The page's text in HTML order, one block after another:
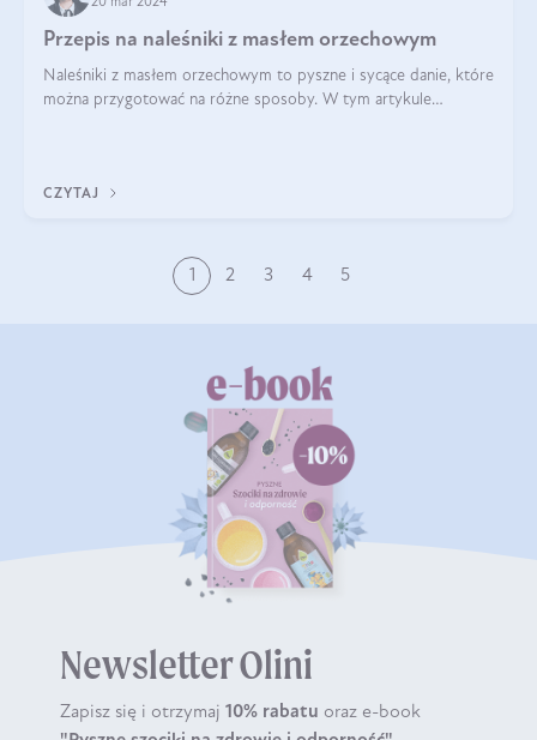
Przepis na naleśniki z masłem orzechowym
Naleśniki z masłem orzechowym to pyszne i sycące danie, które
można przygotować na różne sposoby. W tym artykule
CZYTAJ
1 2 3 4 5
Newsletter Olini
Zapisz się i otrzymaj 10% rabatu oraz e-book